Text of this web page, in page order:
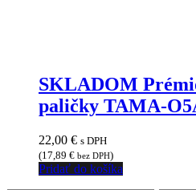
SKLADOM
paličky TAMA-
22,00 € s DPH
(17,89 € bez DPH)
Pridať do košíka